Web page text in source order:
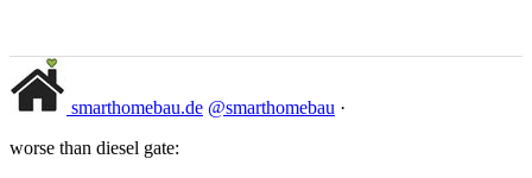
smarthomebau.de @smarthomebau ·
worse than diesel gate: